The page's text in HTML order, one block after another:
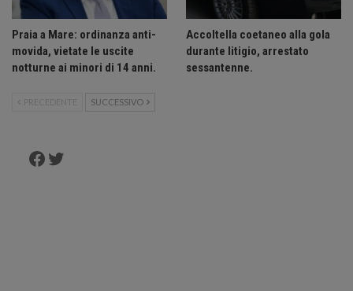
Praia a Mare: ordinanza anti-
movida, vietate le uscite
notturne ai minori di 14 anni.
Accoltella coetaneo alla gola
durante litigio, arrestato
sessantenne.
PRECEDENTE SUCCESSIVO
Facebook
Twitter